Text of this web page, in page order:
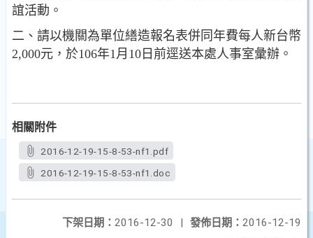
誼活動。
二、請以機關為單位繕造報名表併同年費每人新台幣
2,000元，於106年1月10日前逕送本處人事室彙辦。
相關附件
2016-12-19-15-8-53-nf1.pdf
2016-12-19-15-8-53-nf1.doc
發佈日期： 2016-12-19
下架日期： 2016-12-30
|